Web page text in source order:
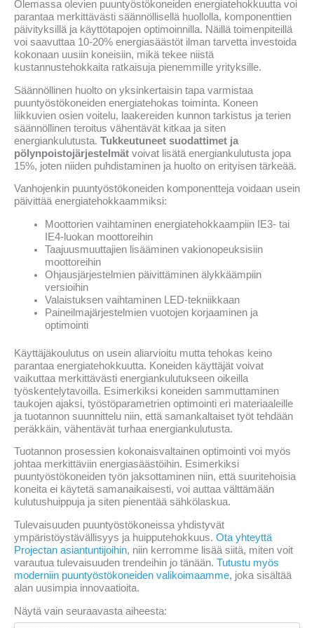
Olemassa olevien puuntyöstökoneiden energiatehokkuutta voi
parantaa merkittävästi säännöllisellä huollolla, komponenttien
päivityksillä ja käyttötapojen optimoinnilla. Näillä toimenpiteillä
voi saavuttaa 10-20% energiasäästöt ilman tarvetta investoida
kokonaan uusiin koneisiin, mikä tekee niistä
kustannustehokkaita ratkaisuja pienemmille yrityksille.
Säännöllinen huolto on yksinkertaisin tapa varmistaa
puuntyöstökoneiden energiatehokas toiminta. Koneen
liikkuvien osien voitelu, laakereiden kunnon tarkistus ja terien
säännöllinen teroitus vähentävät kitkaa ja siten
energiankulutusta. Tukkeutuneet suodattimet ja
pölynpoistojärjestelmät voivat lisätä energiankulutusta jopa
15%, joten niiden puhdistaminen ja huolto on erityisen tärkeää.
Vanhojenkin puuntyöstökoneiden komponentteja voidaan usein
päivittää energiatehokkaammiksi:
Moottorien vaihtaminen energiatehokkaampiin IE3- tai
IE4-luokan moottoreihin
Taajuusmuuttajien lisääminen vakionopeuksisiin
moottoreihin
Ohjausjärjestelmien päivittäminen älykkäämpiin
versioihin
Valaistuksen vaihtaminen LED-tekniikkaan
Paineilmajärjestelmien vuotojen korjaaminen ja
optimointi
Käyttäjäkoulutus on usein aliarvioitu mutta tehokas keino
parantaa energiatehokkuutta. Koneiden käyttäjät voivat
vaikuttaa merkittävästi energiankulutukseen oikeilla
työskentelytavoilla. Esimerkiksi koneiden sammuttaminen
taukojen ajaksi, työstöparametrien optimointi eri materiaaleille
ja tuotannon suunnittelu niin, että samankaltaiset työt tehdään
peräkkäin, vähentävät turhaa energiankulutusta.
Tuotannon prosessien kokonaisvaltainen optimointi voi myös
johtaa merkittäviin energiasäästöihin. Esimerkiksi
puuntyöstökoneiden työn jaksottaminen niin, että suuritehoisia
koneita ei käytetä samanaikaisesti, voi auttaa välttämään
kulutushuippuja ja siten pienentää sähkölaskua.
Tulevaisuuden puuntyöstökoneissa yhdistyvät
ympäristöystävällisyys ja huipputehokkuus. Ota yhteyttä
Projectan asiantuntijoihin, niin kerromme lisää siitä, miten voit
varautua tulevaisuuden trendeihin jo tänään. Tutustu myös
moderniin puuntyöstökoneiden valikoimaamme, joka sisältää
alan uusimpia innovaatioita.
Näytä vain seuraavasta aiheesta: